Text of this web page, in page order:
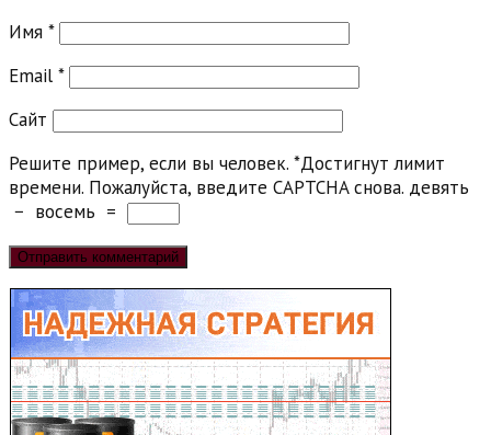
Имя *
Email *
Сайт
Решите пример, если вы человек. *Достигнут лимит
времени. Пожалуйста, введите CAPTCHA снова. девять
− восемь =